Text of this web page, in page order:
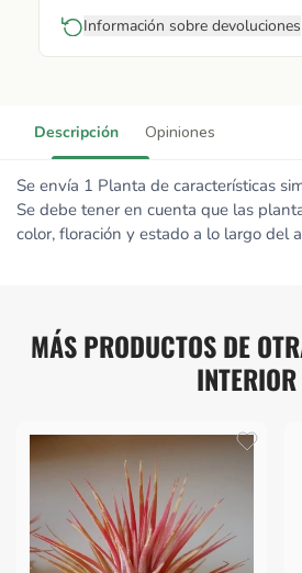
Información sobre devoluciones
Descripción Opiniones
Se envía 1 Planta de características
Se debe tener en cuenta que las
color, floración y estado a lo largo del
MÁS PRODUCTOS DE
INTERIOR